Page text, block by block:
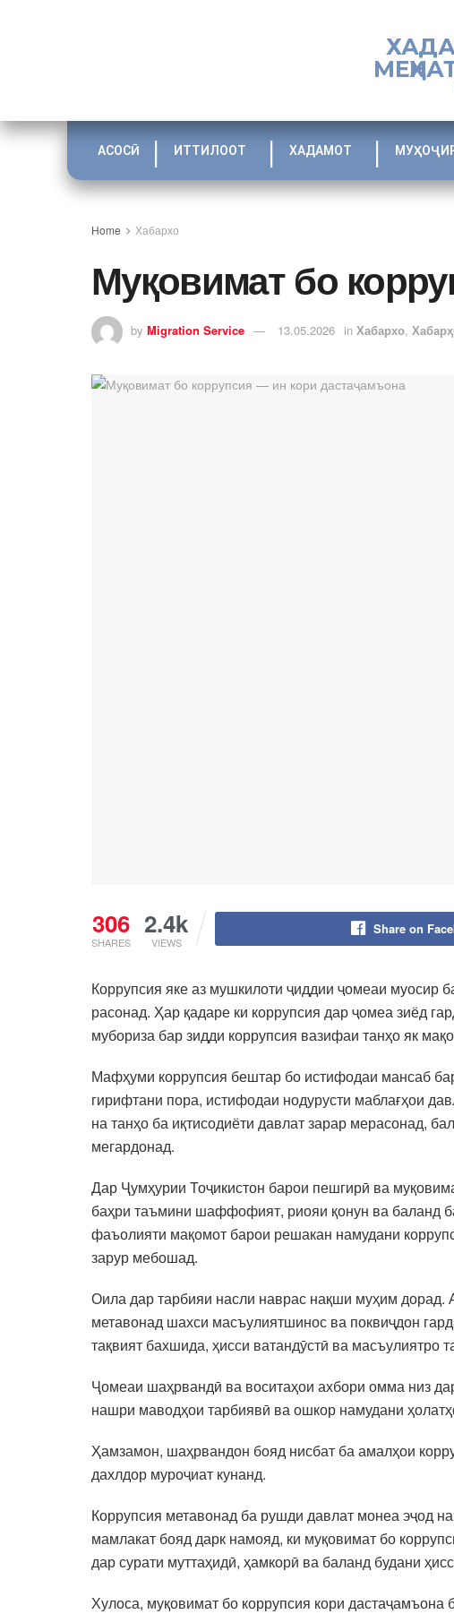
АСОСӢ ИТТИЛООТ ХАДАМОТ
Home Хабархо
Муқовимат бо
by Migration Service 13.05.2026 in Хабархо,
306
SHARES
2.4k
VIEWS
Share on
Коррупсия яке аз мушкилоти ҷиддии ҷомеаи муосир
расонад. Ҳар қадаре ки коррупсия дар ҷомеа зиёд
мубориза бар зидди коррупсия вазифаи танҳо як
Мафҳуми коррупсия бештар бо истифодаи мансаб
гирифтани пора, истифодаи нодурусти маблағҳои
на танҳо ба иқтисодиёти давлат зарар мерасонад,
мегардонад.
Дар Ҷумҳурии Тоҷикистон барои пешгирӣ ва
баҳри таъмини шаффофият, риояи қонун ва баланд
фаъолияти мақомот барои решакан намудани
зарур мебошад.
Оила дар тарбияи насли наврас нақши муҳим дорад.
метавонад шахси масъулиятшинос ва поквиҷдон
тақвият бахшида, ҳисси ватандӯстӣ ва масъулиятро
Ҷомеаи шаҳрвандӣ ва воситаҳои ахбори омма низ
нашри маводҳои тарбиявӣ ва ошкор намудани
Ҳамзамон, шаҳрвандон бояд нисбат ба амалҳои
дахлдор муроҷиат кунанд.
Коррупсия метавонад ба рушди давлат монеа эҷод
мамлакат бояд дарк намояд, ки муқовимат бо
дар сурати муттаҳидӣ, ҳамкорӣ ва баланд будани
Хулоса, муқовимат бо коррупсия кори